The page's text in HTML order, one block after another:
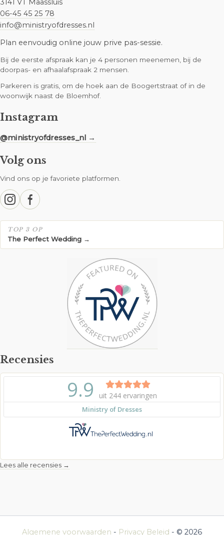
3141 VT Maassluis
06-45 45 25 78
info@ministryofdresses.nl
Plan eenvoudig online jouw prive pas-sessie.
Bij de eerste afspraak kan je 4 personen meenemen, bij de
doorpas- en afhaalafspraak 2 mensen.
Parkeren is gratis, om de hoek aan de Boogertstraat of in de
woonwijk naast de Bloemhof.
Instagram
@ministryofdresses_nl →
Volg ons
Vind ons op je favoriete platformen.
TOP 3 OP
The Perfect Wedding →
Recensies
Lees alle recensies →
Algemene voorwaarden - Privacy Beleid - © 2026